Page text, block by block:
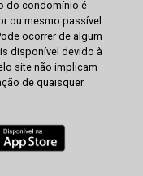
do condomínio é
ou mesmo passível
ocorrer de algum
disponível devido à
site não implicam
de quaisquer